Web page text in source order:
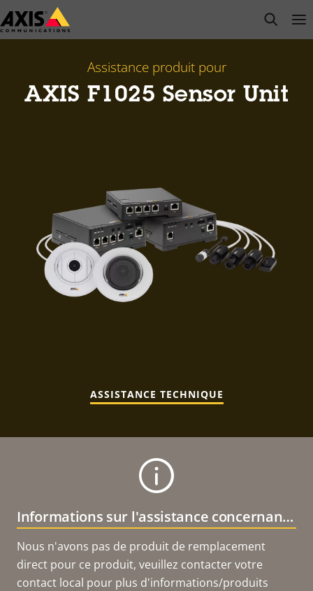
Passer
au
open
Assistance produit pour
AXIS F1025 Sensor Unit
ASSISTANCE TECHNIQUE
Informations sur l'assistance concernant le produit
Nous n'avons pas de produit de remplacement
direct pour ce produit, veuillez contacter votre
contact local pour plus d'informations/produits